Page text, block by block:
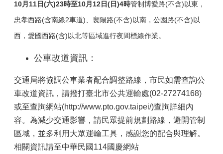
10月11日(六)23時至10月12日(日)4時管制博愛路(不含)以東，
忠孝西路(含南線2車道)、襄陽路(不含)以南，公園路(不含)以
西，愛國西路(含)以北等區域進行夜間標線作業。
公車改道資訊：
交通局將協調公車業者配合調整路線，市民如需查詢公
車改道資訊，請撥打臺北市公共運輸處(02-27274168)
或至查詢網站(http://www.pto.gov.taipei/)查詢詳細內
容。為減少交通影響，請民眾提前規劃路線，避開管制
區域，並多利用大眾運輸工具，感謝您的配合與理解。
相關資訊請至中華民國114國慶網站